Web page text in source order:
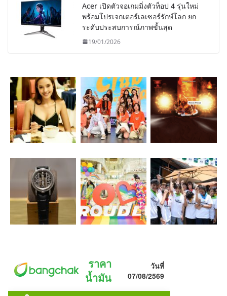
Acer เปิดตัวจอเกมมิ่งตัวท็อป 4 รุ่นใหม่
พร้อมโปรเจกเตอร์เลเซอร์รักษ์โลก ยก
ระดับประสบการณ์ภาพขั้นสุด
19/01/2026